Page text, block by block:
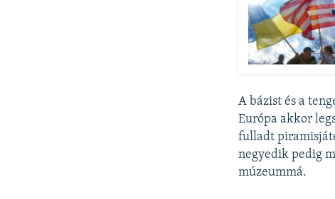
A bázist és a
Európa akkor
fulladt
negyedik pedig
múzeummá.